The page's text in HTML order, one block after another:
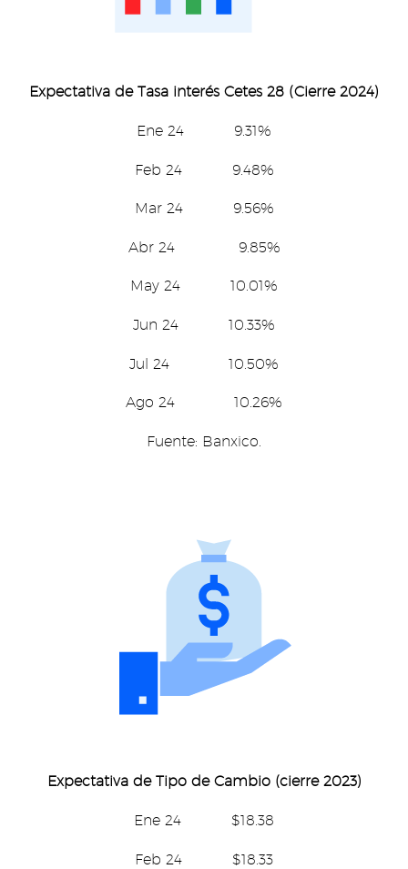
Expectativa de Tasa interés Cetes 28 (Cierre 2024)
Ene 24 9.31%
Feb 24 9.48%
Mar 24 9.56%
Abr 24 9.85%
May 24 10.01%
Jun 24 10.33%
Jul 24 10.50%
Ago 24 10.26%
Fuente: Banxico.
Expectativa de Tipo de Cambio (cierre 2023)
Ene 24 $18.38
Feb 24 $18.33